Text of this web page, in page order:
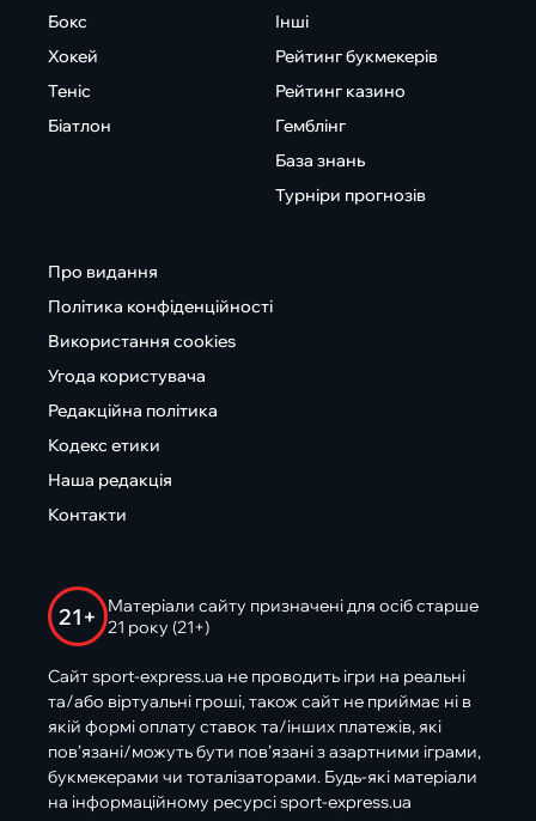
Бокс
Хокей
Теніс
Біатлон
Інші
Рейтинг букмекерів
Рейтинг казино
Гемблінг
База знань
Турніри прогнозів
Про видання
Політика конфіденційності
Використання cookies
Угода користувача
Редакційна політика
Кодекс етики
Наша редакція
Контакти
21+
Матеріали сайту призначені для осіб старше
21 року (21+)
Сайт sport-express.ua не проводить ігри на реальні
та/або віртуальні гроші, також сайт не приймає ні в
якій формі оплату ставок та/інших платежів, які
пов’язані/можуть бути пов’язані з азартними іграми,
букмекерами чи тоталізаторами. Будь-які матеріали
на інформаційному ресурсі sport-express.ua